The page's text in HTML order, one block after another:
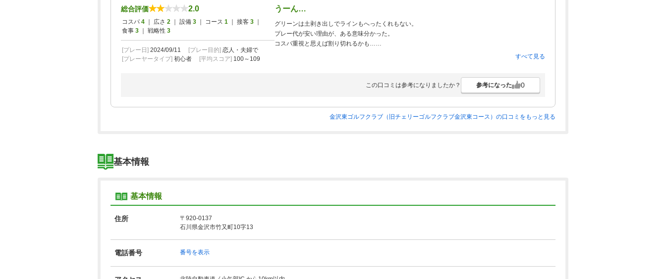
総合評価 2.0
コスパ 4 ｜ 広さ 2 ｜ 設備 3 ｜ コース 1 ｜ 接客 3
食事 3 ｜ 戦略性 3
[プレー日] 2024/09/11 [プレー目的] 恋人・夫婦で
[プレーヤータイプ] 初心者 [平均スコア] 100～109
うーん…
グリーンは土剥き出しでラインもへったくれもない。
プレー代が安い理由が、ある意味分かった。
コスパ重視と思えば割り切れるかも…
すべて見る
この口コミは参考になりましたか？ 参考になった 0
金沢東ゴルフクラブ（旧チェリーゴルフクラブ金沢東コース）の口コミをもっと見る
基本情報
基本情報
住所
〒920-0137
石川県金沢市竹又町10字13
電話番号 番号を表示